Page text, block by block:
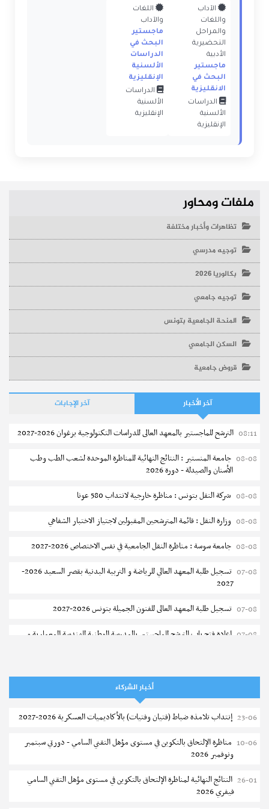
الآداب
واللغات
والمراحل
التحضيرية
الأدبية
ماجستير
البحث في
الانقليزية
الدراسات
الألسنية
الإنقليزية
اللغات
والآداب
ماجستير
البحث في
الدراسات
الألسنية
الإنقليزية
الدراسات
الألسنية
الإنقليزية
ملفات ومحاور
تظاهرات وأخبار مختلفة
توجيه مدرسي
بكالوريا 2026
توجيه جامعي
المنحة الجامعية بتونس
السكن الجامعي
قروض جامعية
آخر الأخبار آخر الإجابات
08:11 الترشح للماجستير بالمعهد العالى للدراسات التكنولوجية بزغوان 2026-2027
08-08 جامعة المنستير : النتائج النهائية للمناظرة الموحدة لشعب الطب وطب
الأسنان والصيدلة - دورة 2026
08-08 شركة النقل بتونس : مناظرة خارجية لانتداب 580 عونا
08-08 وزارة النقل : قائمة المترشحين المقبولين لاجتياز الاختبار الشفاهي
08-08 جامعة سوسة : مناظرة النقل الجامعية في نفس الاختصاص 2026-2027
07-08
تسجيل طلبة المعهد العالي للرياضة و التربية البدنية بقصر السعيد 2026-
2027
07-08 تسجيل طلبة المعهد العالى للفنون الجميلة بتونس 2026-2027
07-08 إعادة فتح باب الترشح للماجستير بالمدرسة الوطنية للهندسة المعمارية و
07-08 سحب الاستدعاءات الفردية للاختبار الكتابي لمناظرة إنتداب أساتذة التعليم
2026-2027
سحب إستدعاء مناظرة إعادة التوجيه أوت 2026 - جامعة سوسة
أخبار الشركاء
23-06 إنتداب تلامذة ضباط (فتيان وفتيات) بالأكاديميات العسكرية 2026-2027
10-06 مناظرة الإلتحاق بالتكوين في مستوى مؤهل التقني السامي - دورتي سبتمبر
ونوفمبر 2026
26-01 النتائج النهائية لمناظرة الإلتحاق بالتكوين في مستوى مؤهل التقني السامي
فيفري 2026